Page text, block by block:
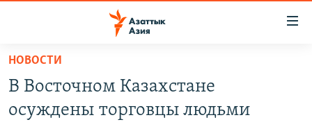
Вернуться
основному
содержанию
Вернутся
ВОЙНА В УКРАИНЕ
НОВОСТИ
В Восточном Казахстане
осуждены торговцы людьми